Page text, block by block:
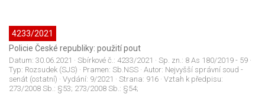
4233/2021
Policie České republiky: použití pout
Datum: 30.06.2021 · Sbírkové č.: 4233/2021 · Sp. zn.: 8 As 180/2019 - 59 ·
Typ: Rozsudek (SJS) · Pramen: Sb.NSS · Autor: Nejvyšší správní soud -
senát (ostatní) · Vydání: 9/2021 · Strana: 916 · Vztah k předpisu:
273/2008 Sb.: §53; 273/2008 Sb.: §54;